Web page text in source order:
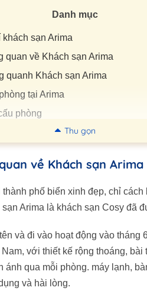
Danh mục
khách sạn Arima
quan về Khách sạn Arima
quanh Khách sạn Arima
tại Arima
phòng
Hàng-ẩm thực
tại Arima Hotel
thường gặp
Thu gọn
về Khách sạn Arima
thành phố biển xinh đẹp, chỉ
Arima là khách sạn Cosy đã
và đi vào hoạt động vào tháng
với thiết kế rộng thoáng,
ánh qua mỗi phòng. máy lạnh,
và hài lòng.